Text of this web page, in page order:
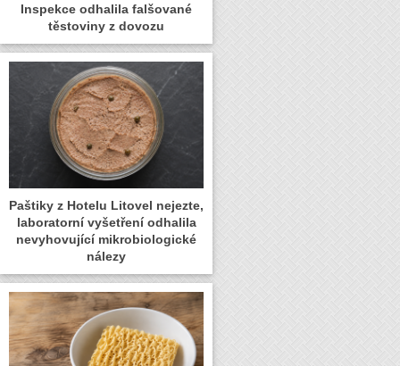
Inspekce odhalila falšované
těstoviny z dovozu
Paštiky z Hotelu Litovel nejezte,
laboratorní vyšetření odhalila
nevyhovující mikrobiologické
nálezy